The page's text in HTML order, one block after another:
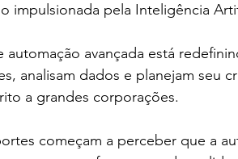
impulsionada pela Inteligência
avançada está
analisam dados e planejam seu
a grandes corporações.
começam a perceber que a